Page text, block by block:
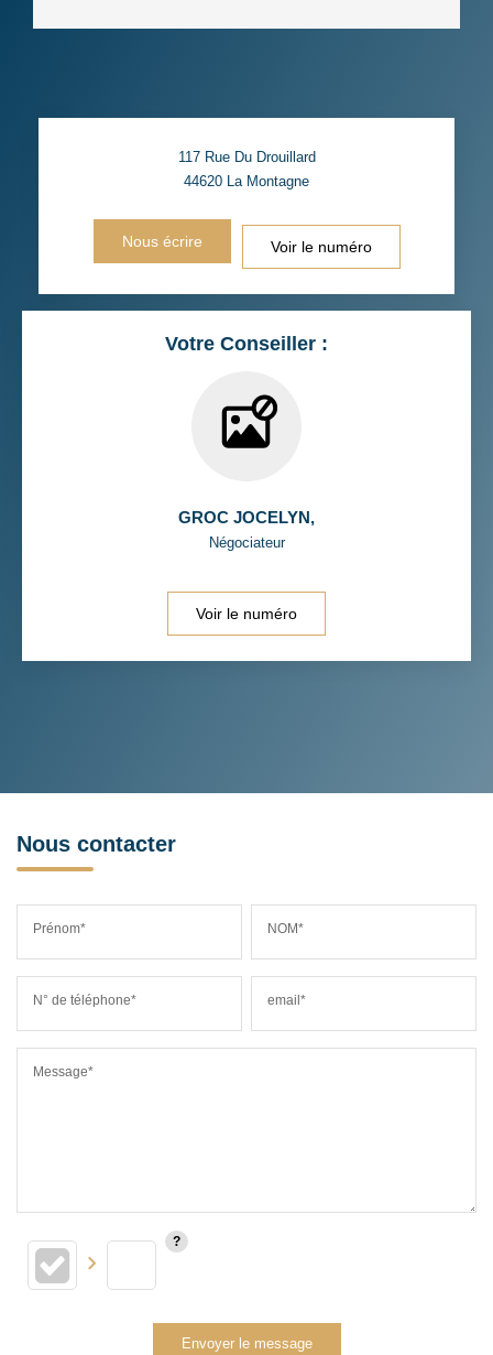
117 Rue Du Drouillard
44620 La Montagne
Nous écrire Voir le numéro
Votre Conseiller :
GROC JOCELYN,
Négociateur
Voir le numéro
Nous contacter
Prénom* NOM*
N° de téléphone* email*
Message*
Envoyer le message